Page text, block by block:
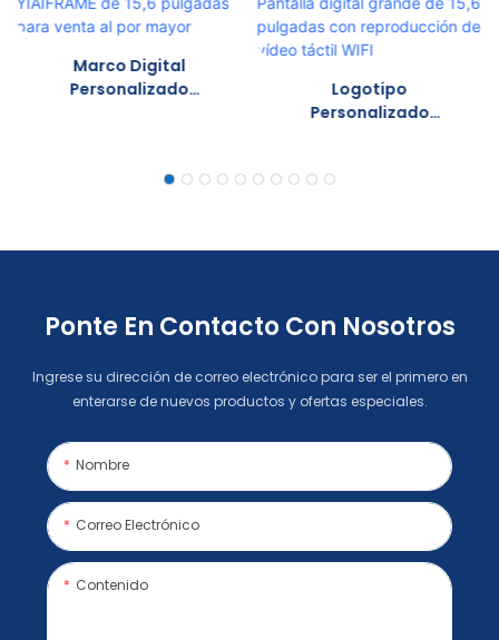
Marco Digital
Personalizado
Logotipo
Personalizado
Pulgadas Con
Ponte En Contacto Con Nosotros
Ingrese su dirección de correo electrónico para ser el primero en
enterarse de nuevos productos y ofertas especiales.
Nombre
Correo Electrónico
Contenido